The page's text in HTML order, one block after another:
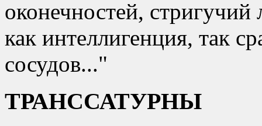
оконечностей,
как интеллигенция, так
сосудов...
ТРАНССАТУРНЫ